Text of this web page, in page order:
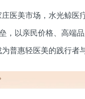
医美市场，水光鲸医
，以亲民价格、高端
普惠轻医美的践行者